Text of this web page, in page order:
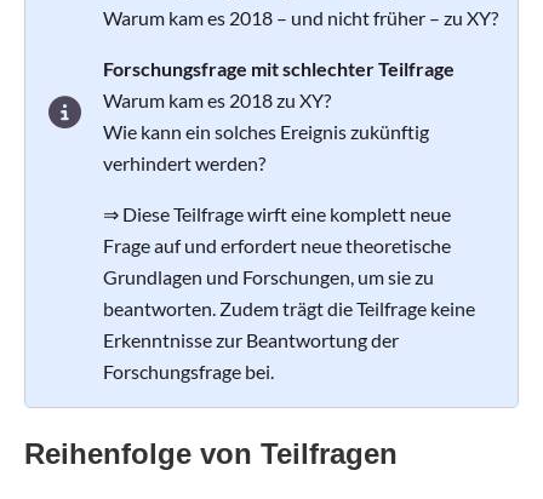
Warum kam es 2018 – und nicht früher – zu XY?
Forschungsfrage mit schlechter Teilfrage
Warum kam es 2018 zu XY?
Wie kann ein solches Ereignis zukünftig
verhindert werden?
⇒ Diese Teilfrage wirft eine komplett neue
Frage auf und erfordert neue theoretische
Grundlagen und Forschungen, um sie zu
beantworten. Zudem trägt die Teilfrage keine
Erkenntnisse zur Beantwortung der
Forschungsfrage bei.
Reihenfolge von Teilfragen